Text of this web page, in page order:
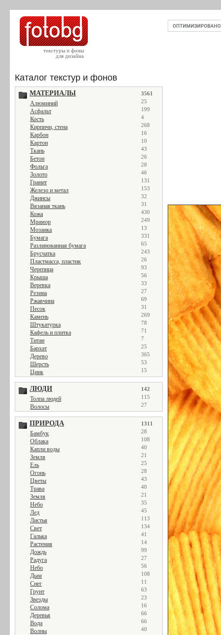
текстуры и фоны
для дизайна
Каталог текстур и фонов
МАТЕРИАЛЫ 3561
Алюминий 25
Асфальт 199
Кость 4
Кирпичи, стена 268
Карбон 16
Картон 10
Ткань 43
Бетон 26
Фольга 28
Золото 46
Гранит 131
Железо и метал 153
Джинсы 32
Вязаная ткань 31
Кожа 430
Мрамор 249
Мозаика 13
Бумага 331
Разлинованная бумага 65
Брусчатка 243
Пластмасса, пластик 26
Черепица 93
Крыша 56
Веревка 33
Резина 27
Ржавчина 69
Песок 31
Камень 269
Штукатурка 78
Кафель и плитка 71
Титан 7
Бархат 25
Дерево 365
Шерсть 53
Цинк 15
ЛЮДИ 142
Толпа людей 115
Волосы 27
ПРИРОДА 1311
Бамбук 28
Облака 108
Капли воды 40
Земля 21
Ель 25
Огонь 28
Цветы 43
Трава 40
Земля 21
Небо 35
Лед 45
Листья 113
Свет 134
Галька 41
Растения 14
Дождь 99
Радуга 27
Небо 56
Дым 108
Снег 11
Грунт 63
Звезды 23
Солома 16
Деревья 66
Вода 66
Волны 40